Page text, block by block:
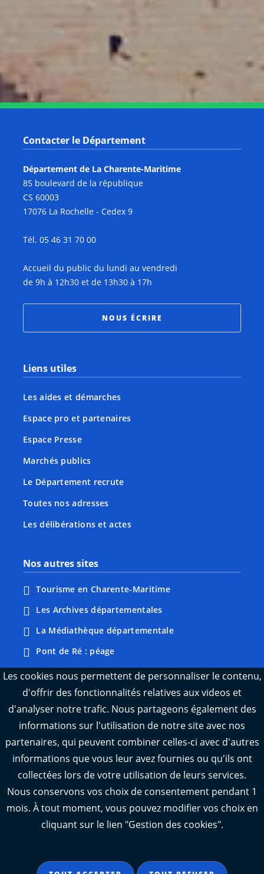
Notre page Instagram
Contacter le Département
Département de La Charente-Maritime
85 boulevard de la république
CS 60003
17076 La Rochelle - Cedex 9
Tél. 05 46 31 70 00
Accueil du public du lundi au vendredi
de 9h à 12h30 et de 13h30 à 17h
NOUS ÉCRIRE
Liens utiles
Les aides et démarches
Espace pro et partenaires
Espace Presse
Marchés publics
Le Département recrute
Toutes nos adresses
Les délibérations et actes
Nos autres sites
Tourisme en Charente-Maritime
Les Archives départementales
La Médiathèque départementale
Pont de Ré : péage
Webcams : Ré info trafic
Webcams : Oléron info trafic
Manger 17
L'Observatoire des territoires de Charente-
Maritime
Accessibilité : partiellement conforme
Les cookies nous permettent de personnaliser le contenu,
d'offrir des fonctionnalités relatives aux videos et
d'analyser notre trafic. Nous partageons également des
informations sur l'utilisation de notre site avec nos
partenaires, qui peuvent combiner celles-ci avec d'autres
informations que vous leur avez fournies ou qu'ils ont
collectées lors de votre utilisation de leurs services.
Nous conservons vos choix de consentement pendant 1
mois. À tout moment, vous pouvez modifier vos choix en
cliquant sur le lien "Gestion des cookies".